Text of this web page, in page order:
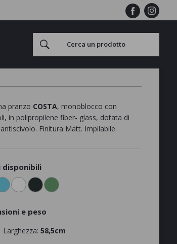
pranzo COSTA, monoblocco con
in polipropilene fiber- glass, dotata di
Finitura Matt. Impilabile.
disponibili
e peso
Larghezza: 58,5cm